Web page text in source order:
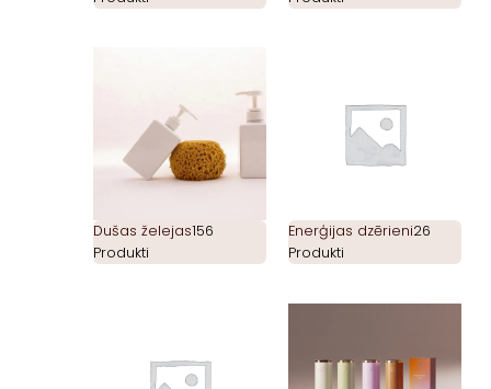
Dušas želejas156
Produkti
Enerģijas dzērieni26
Produkti